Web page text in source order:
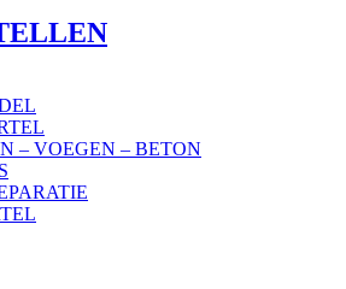
– VOEGEN – BETON